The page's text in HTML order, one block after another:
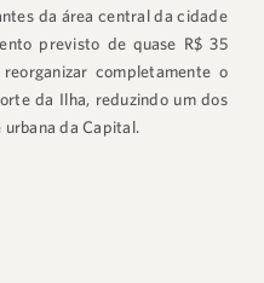
da área central da cidade
previsto de quase R$ 35
completamente o
da Ilha, reduzindo um dos
da Capital.